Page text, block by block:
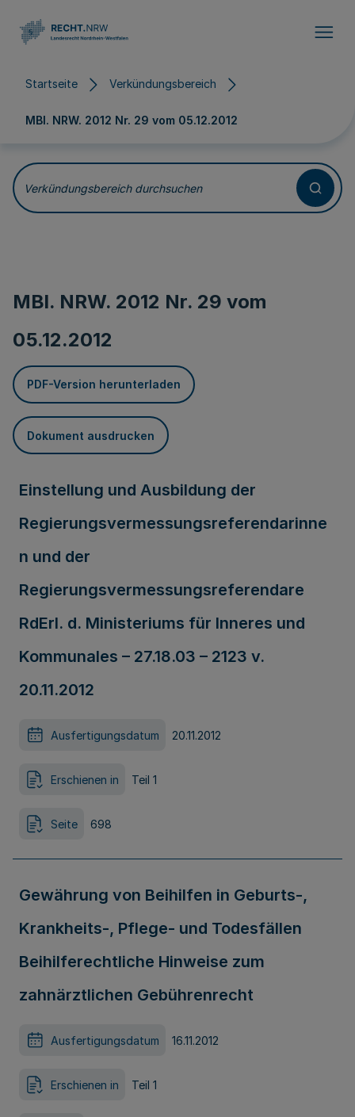
Startseite Verkündungsbereich
MBl. NRW. 2012 Nr. 29 vom 05.12.2012
Verkündungsbereich durchsuchen
MBl. NRW. 2012 Nr. 29 vom
05.12.2012
PDF-Version herunterladen
Dokument ausdrucken
Einstellung und Ausbildung der
Regierungsvermessungsreferendarinne
n und der
Regierungsvermessungsreferendare
RdErl. d. Ministeriums für Inneres und
Kommunales – 27.18.03 – 2123 v.
20.11.2012
Ausfertigungsdatum 20.11.2012
Erschienen in Teil 1
Seite 698
Gewährung von Beihilfen in Geburts-,
Krankheits-, Pflege- und Todesfällen
Beihilferechtliche Hinweise zum
zahnärztlichen Gebührenrecht
Ausfertigungsdatum 16.11.2012
Erschienen in Teil 1